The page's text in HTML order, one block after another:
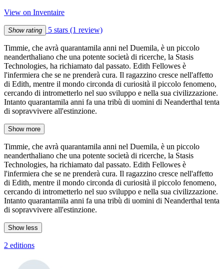
View on Inventaire
Show rating 5 stars (1 review)
Timmie, che avrà quarantamila anni nel Duemila, è un piccolo
neanderthaliano che una potente società di ricerche, la Stasis
Technologies, ha richiamato dal passato. Edith Fellowes è
l'infermiera che se ne prenderà cura. Il ragazzino cresce nell'affetto
di Edith, mentre il mondo circonda di curiosità il piccolo fenomeno,
cercando di intrometterlo nel suo sviluppo e nella sua civilizzazione.
Intanto quarantamila anni fa una tribù di uomini di Neanderthal tenta
di sopravvivere all'estinzione.
Show more
Timmie, che avrà quarantamila anni nel Duemila, è un piccolo
neanderthaliano che una potente società di ricerche, la Stasis
Technologies, ha richiamato dal passato. Edith Fellowes è
l'infermiera che se ne prenderà cura. Il ragazzino cresce nell'affetto
di Edith, mentre il mondo circonda di curiosità il piccolo fenomeno,
cercando di intrometterlo nel suo sviluppo e nella sua civilizzazione.
Intanto quarantamila anni fa una tribù di uomini di Neanderthal tenta
di sopravvivere all'estinzione.
Show less
2 editions